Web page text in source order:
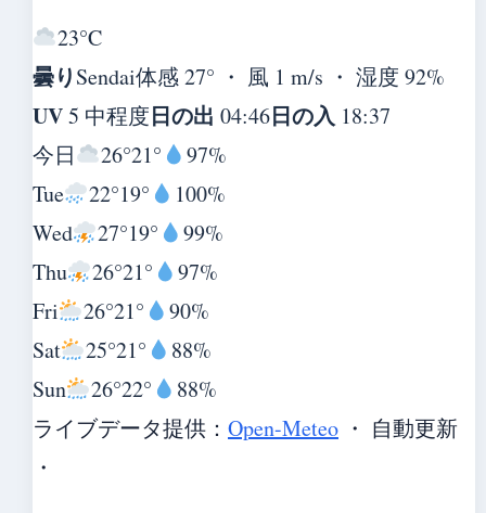
23°C
曇りSendai体感 27° ・ 風 1 m/s ・ 湿度 92%
UV5 中程度日の出 04:46日の入 18:37
今日
26°21°
97%
Tue
22°19°
100%
Wed
27°19°
99%
Thu
26°21°
97%
Fri
26°21°
90%
Sat
25°21°
88%
Sun
26°22°
88%
ライブデータ提供： Open-Meteo ・ 自動更新
・